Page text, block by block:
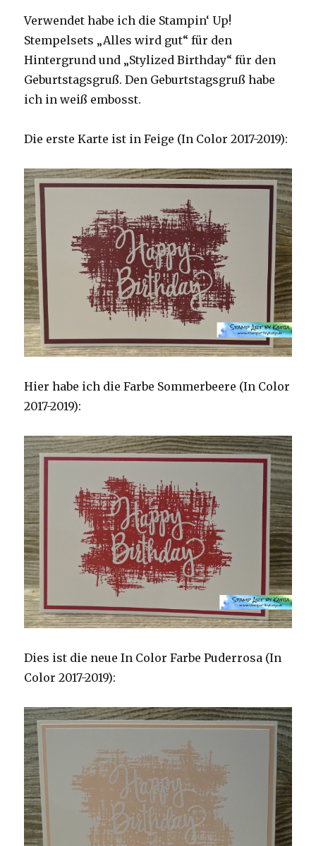
Verwendet habe ich die Stampin‘ Up!
Stempelsets „Alles wird gut“ für den
Hintergrund und „Stylized Birthday“ für den
Geburtstagsgruß. Den Geburtstagsgruß habe
ich in weiß embosst.
Die erste Karte ist in Feige (In Color 2017-2019):
Hier habe ich die Farbe Sommerbeere (In Color
2017-2019):
Dies ist die neue In Color Farbe Puderrosa (In
Color 2017-2019):